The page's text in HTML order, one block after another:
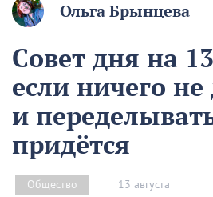
Ольга Брынцева
Совет дня на
если ничего не
и
придётся
Общество 13 августа